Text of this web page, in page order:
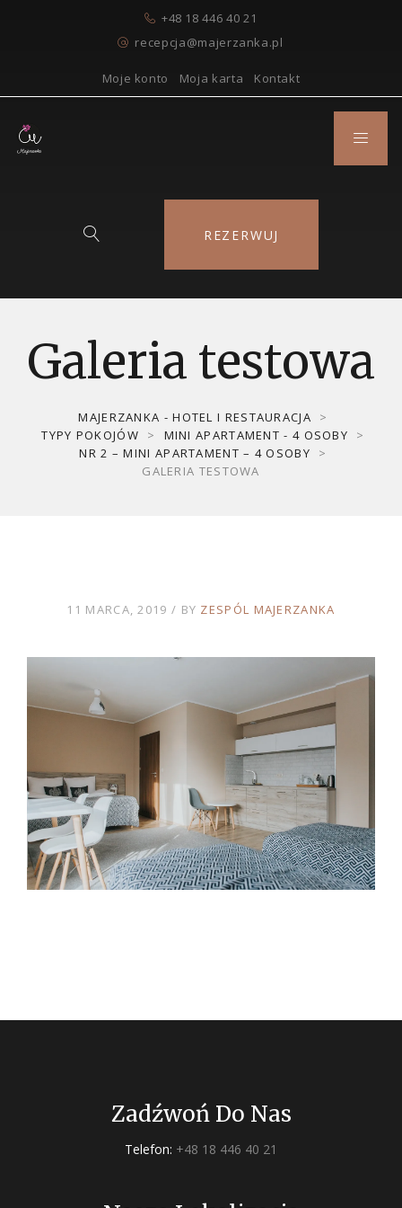
+48 18 446 40 21
recepcja@majerzanka.pl
Moje konto Moja karta Kontakt
REZERWUJ
Galeria testowa
MAJERZANKA - HOTEL I RESTAURACJA
>
TYPY POKOJÓW
> MINI APARTAMENT - 4 OSOBY
>
NR 2 – MINI APARTAMENT – 4 OSOBY
>
GALERIA TESTOWA
11 MARCA, 2019 BY ZESPÓL MAJERZANKA
Zadźwoń Do Nas
Telefon: +48 18 446 40 21